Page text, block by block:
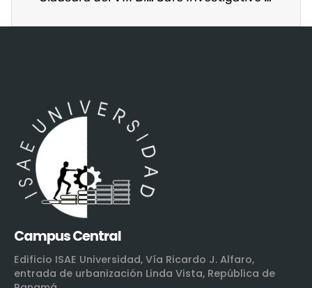
Campus Central
Edificio ISAE Universidad, Vía Ricardo J. Alfaro,
entrada de urbanización Linda Vista, República de